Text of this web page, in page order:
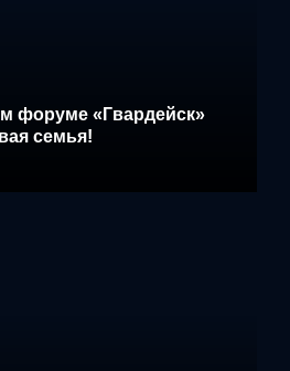
форуме «Гвардейск»
семья!